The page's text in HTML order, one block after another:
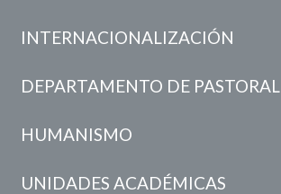
INTERNACIONALIZACIÓN
DEPARTAMENTO DE PASTORAL
HUMANISMO
UNIDADES ACADÉMICAS